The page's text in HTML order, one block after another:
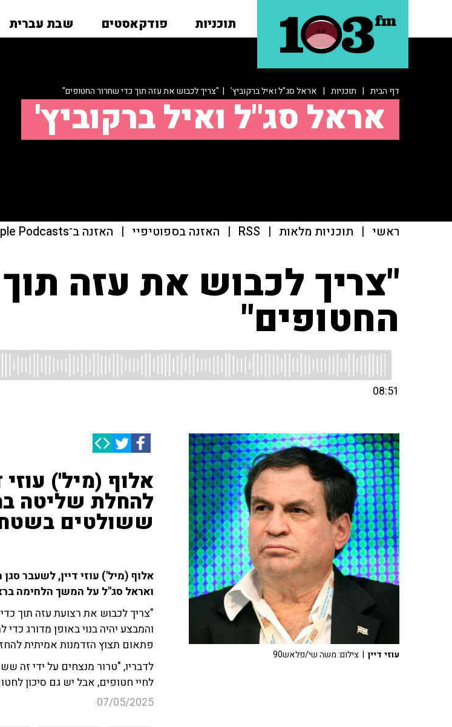
תוכניות פודקאסטים שבת עברית
דף הבית | תוכניות | אראל סג"ל ואיל ברקוביץ' | "צריך לכבוש את עזה תוך כדי שחרור החטופים"
אראל סג"ל ואיל ברקוביץ'
ראשי | תוכניות מלאות |
RSS
| האזנה בספוטיפיי | האזנה ב־Apple Podcasts
"צריך לכבוש את עזה
החטופים"
08:51
אלוף (מיל')
להחלת שליטה
ששולטים
אלוף (מיל') עוזי דיין, לשעבר
ואראל סג"ל על המשך הלחימה
"צריך לכבוש את רצועת עזה תוך
והמבצע יהיה בנוי באופן מדורג
פתאום תצוץ הזדמנות אמיתית
לדבריו, "טרור מנצחים על ידי זה
לחיי חטופים, אבל יש גם סיכון
07/05/2025
עוזי דיין | צילום: משה שי/פלאש90